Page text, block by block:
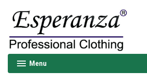
content
Esperanza
Menu
expanded
collapsed